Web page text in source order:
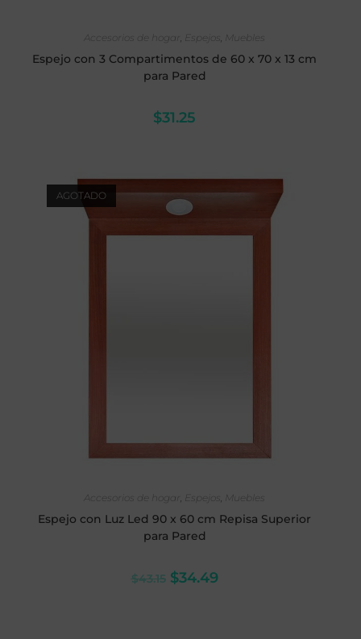
Accesorios de hogar
Espejos Muebles
Espejo con 3 Compartimentos de 60 x 70 x 13 cm
para Pared
$31.25
AGOTADO
Accesorios de hogar
Espejos Muebles
Espejo con Luz Led 90 x 60 cm Repisa Superior
para Pared
$43.15 $34.49